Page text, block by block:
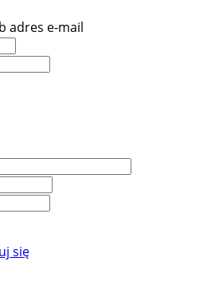
adres e-mail
się